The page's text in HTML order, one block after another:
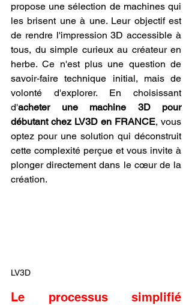
propose une sélection de machines qui
les brisent une à une. Leur objectif est
de rendre l'impression 3D accessible à
tous, du simple curieux au créateur en
herbe. Ce n'est plus une question de
savoir-faire technique initial, mais de
volonté d'explorer. En choisissant
d'acheter une machine 3D pour
débutant chez LV3D en FRANCE, vous
optez pour une solution qui déconstruit
cette complexité perçue et vous invite à
plonger directement dans le cœur de la
création.
LV3D
Le processus simplifié